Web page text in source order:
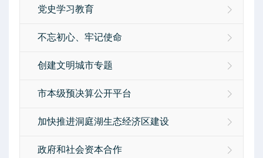
党史学习教育
不忘初心、牢记使命
创建文明城市专题
市本级预决算公开平台
加快推进洞庭湖生态经济区建设
政府和社会资本合作